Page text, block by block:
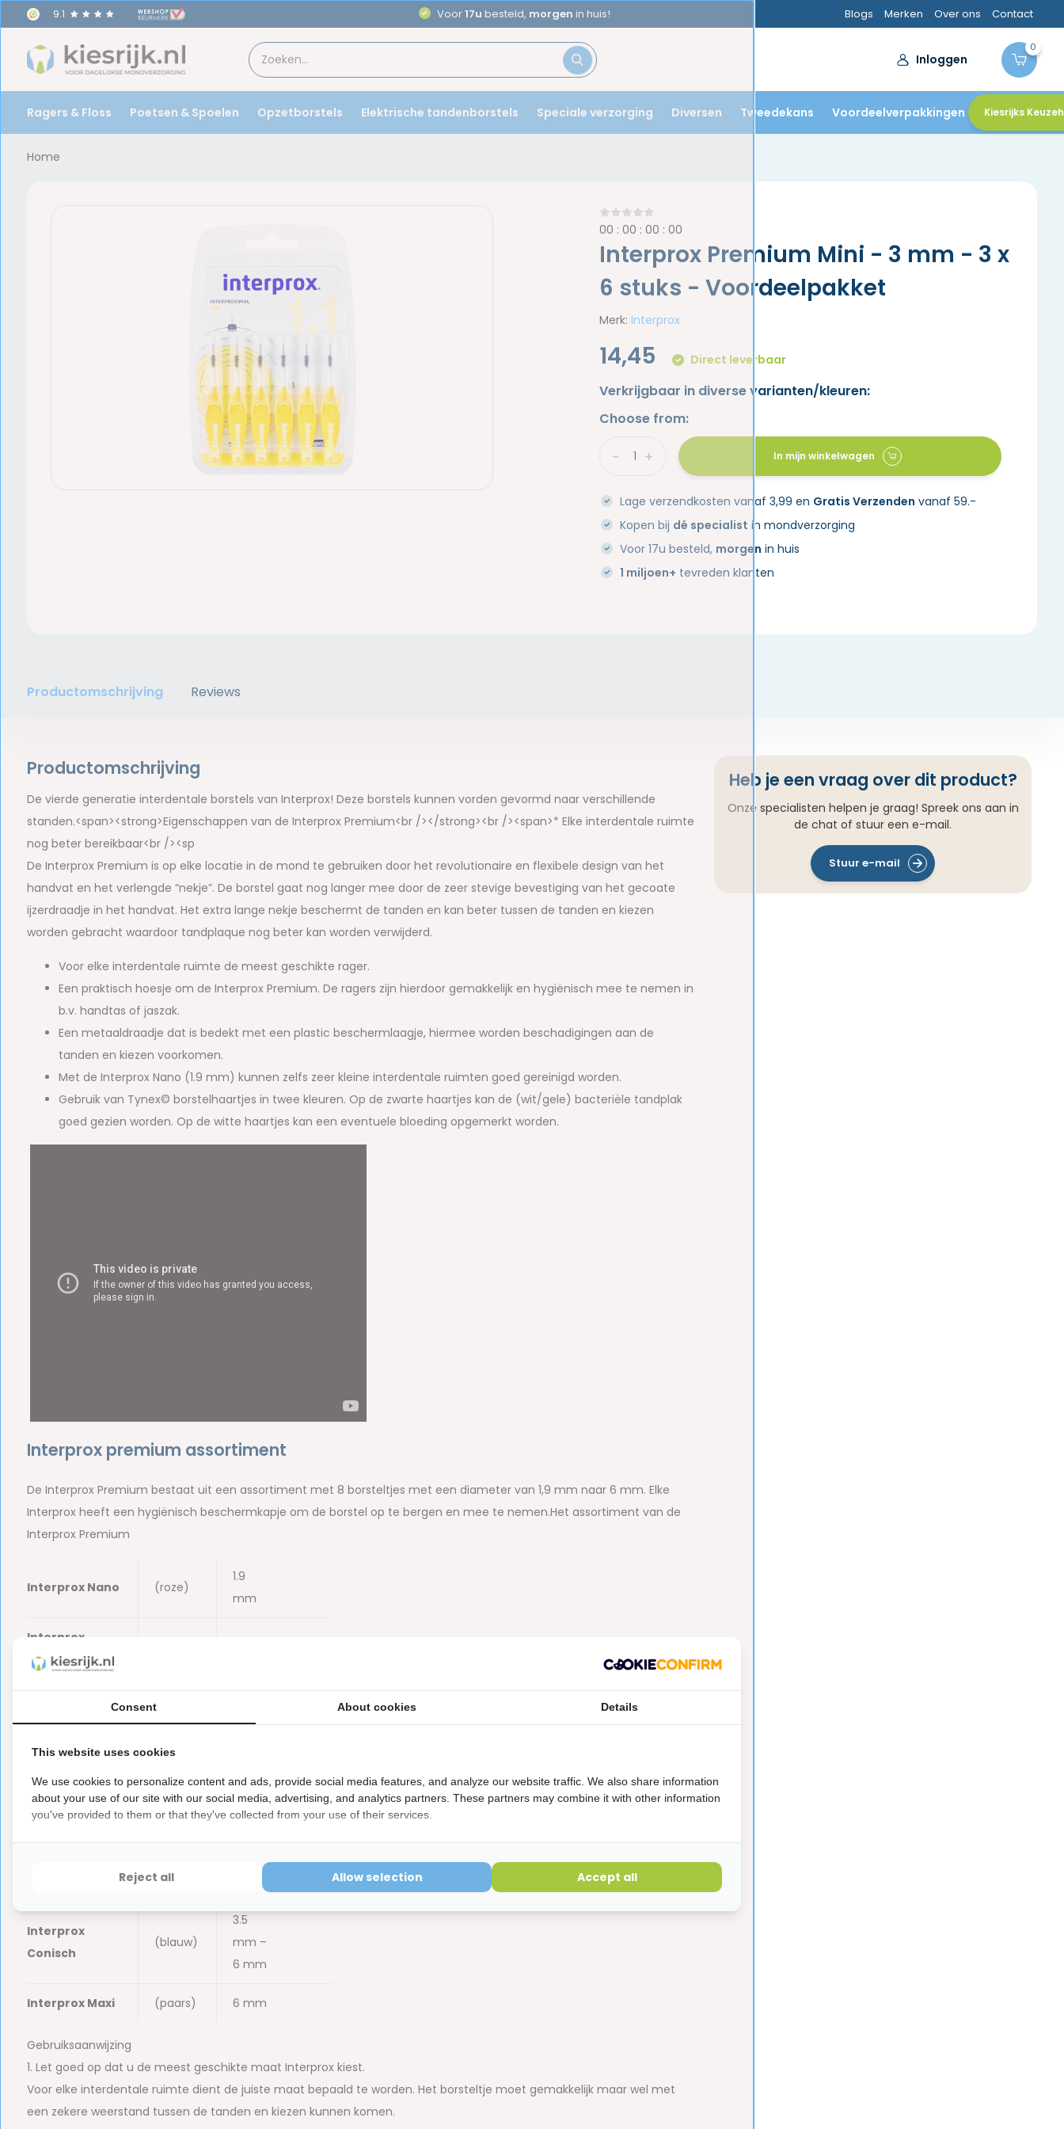
9.1 Aanbevolen doortandartsen Blogs Merken Over ons Contact
Inloggen
0
Ragers & Floss Poetsen & Spoelen Opzetborstels Elektrische tandenborstels Speciale verzorging Diversen Tweedekans Voordeelverpakkingen Kiesrijks
Home
00 :00 :00 :00
Interprox Premium Mini - 3 mm - 3 x
6 stuks - Voordeelpakket
Merk: Interprox
14,45 Direct leverbaar
Verkrijgbaar in diverse varianten/kleuren:
Choose from:
+
- In mijn winkelwagen
Lage verzendkosten vanaf 3,99 en Gratis Verzenden vanaf 59.-
Kopen bij dé specialist in mondverzorging
Voor 17u besteld, morgen in huis
1 miljoen+ tevreden klanten
Productomschrijving Reviews
Productomschrijving
De vierde generatie interdentale borstels van Interprox! Deze borstels kunnen vorden gevormd naar verschillende
standen.<span><strong>Eigenschappen van de Interprox Premium<br /></strong><br /><span>* Elke interdentale ruimte
nog beter bereikbaar<br /><sp
De Interprox Premium is op elke locatie in de mond te gebruiken door het revolutionaire en flexibele design van het
handvat en het verlengde “nekje”. De borstel gaat nog langer mee door de zeer stevige bevestiging van het gecoate
ijzerdraadje in het handvat. Het extra lange nekje beschermt de tanden en kan beter tussen de tanden en kiezen
worden gebracht waardoor tandplaque nog beter kan worden verwijderd.
Voor elke interdentale ruimte de meest geschikte rager.
Een praktisch hoesje om de Interprox Premium. De ragers zijn hierdoor gemakkelijk en hygiënisch mee te nemen in
b.v. handtas of jaszak.
Een metaaldraadje dat is bedekt met een plastic beschermlaagje, hiermee worden beschadigingen aan de
tanden en kiezen voorkomen.
Met de Interprox Nano (1.9 mm) kunnen zelfs zeer kleine interdentale ruimten goed gereinigd worden.
Gebruik van Tynex© borstelhaartjes in twee kleuren. Op de zwarte haartjes kan de (wit/gele) bacteriële tandplak
goed gezien worden. Op de witte haartjes kan een eventuele bloeding opgemerkt worden.
Interprox premium assortiment
De Interprox Premium bestaat uit een assortiment met 8 borsteltjes met een diameter van 1,9 mm naar 6 mm. Elke
Interprox heeft een hygiënisch beschermkapje om de borstel op te bergen en mee te nemen.Het assortiment van de
Interprox Premium
Interprox Nano (roze)
1.9
mm
Interprox
Super Micro
Interprox Micro (groen)
mm
Interprox Mini
Conical
mm
Interprox Mini (geel) 3 mm
(wit)
Interprox
Conisch
(blauw)
3.5
mm –
6 mm
Interprox Maxi (paars) 6 mm
Gebruiksaanwijzing
1. Let goed op dat u de meest geschikte maat Interprox kiest.
Voor elke interdentale ruimte dient de juiste maat bepaald te worden. Het borsteltje moet gemakkelijk maar wel met
een zekere weerstand tussen de tanden en kiezen kunnen komen.
Heb je een vraag over dit product?
Onze specialisten helpen je graag! Spreek ons aan in
de chat of stuur een e-mail.
Stuur e-mail
Consent About cookies Details
This website uses cookies
We use cookies to personalize content and ads, provide social media features, and analyze our website traffic. We also share information
about your use of our site with our social media, advertising, and analytics partners. These partners may combine it with other information
you've provided to them or that they've collected from your use of their services.
Reject all Allow selection Accept all